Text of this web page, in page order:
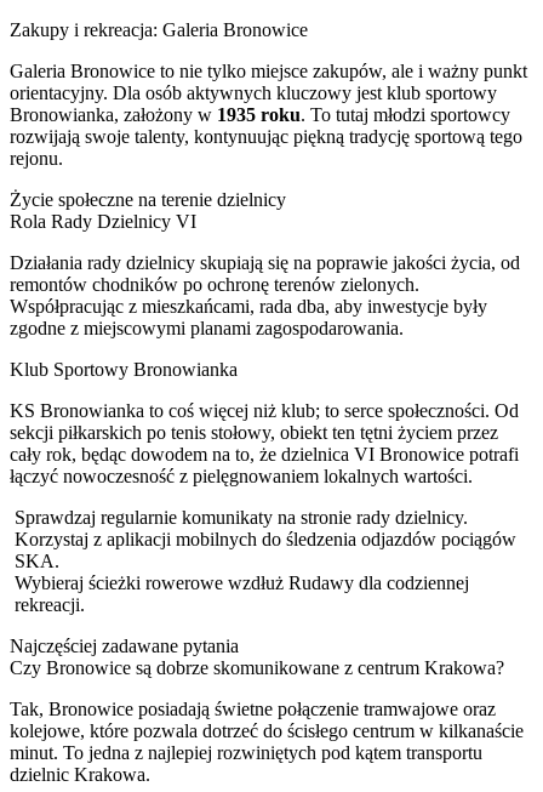
Zakupy i rekreacja: Galeria Bronowice
Galeria Bronowice to nie tylko miejsce zakupów, ale i ważny punkt
orientacyjny. Dla osób aktywnych kluczowy jest klub sportowy
Bronowianka, założony w 1935 roku. To tutaj młodzi sportowcy
rozwijają swoje talenty, kontynuując piękną tradycję sportową tego
rejonu.
Życie społeczne na terenie dzielnicy
Rola Rady Dzielnicy VI
Działania rady dzielnicy skupiają się na poprawie jakości życia, od
remontów chodników po ochronę terenów zielonych.
Współpracując z mieszkańcami, rada dba, aby inwestycje były
zgodne z miejscowymi planami zagospodarowania.
Klub Sportowy Bronowianka
KS Bronowianka to coś więcej niż klub; to serce społeczności. Od
sekcji piłkarskich po tenis stołowy, obiekt ten tętni życiem przez
cały rok, będąc dowodem na to, że dzielnica VI Bronowice potrafi
łączyć nowoczesność z pielęgnowaniem lokalnych wartości.
Sprawdzaj regularnie komunikaty na stronie rady dzielnicy.
Korzystaj z aplikacji mobilnych do śledzenia odjazdów pociągów
SKA.
Wybieraj ścieżki rowerowe wzdłuż Rudawy dla codziennej
rekreacji.
Najczęściej zadawane pytania
Czy Bronowice są dobrze skomunikowane z centrum Krakowa?
Tak, Bronowice posiadają świetne połączenie tramwajowe oraz
kolejowe, które pozwala dotrzeć do ścisłego centrum w kilkanaście
minut. To jedna z najlepiej rozwiniętych pod kątem transportu
dzielnic Krakowa.